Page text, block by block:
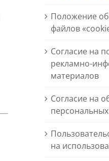
Положение
файлов
Согласие на
рекламно-
материалов
Согласие на
на